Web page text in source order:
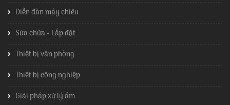
Diễn đàn máy chiếu
Sửa chữa - Lắp đặt
Thiết bị văn phòng
Thiết bị công nghiệp
Giải pháp xử lý ẩm